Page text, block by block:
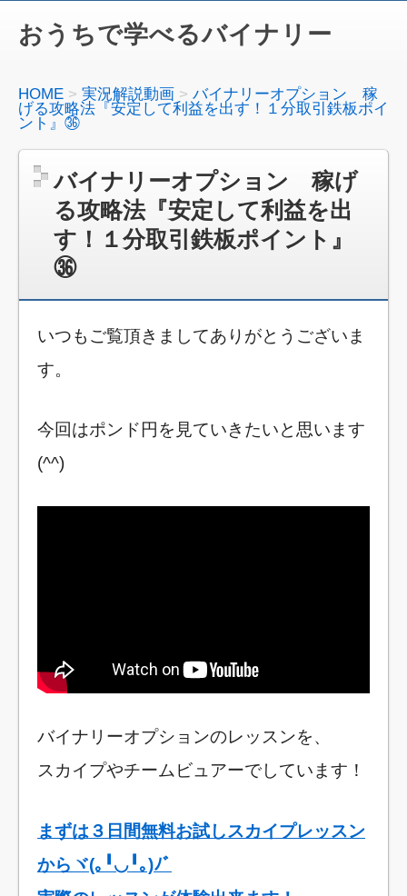
おうちで学べるバイナリー
HOME 実況解説動画
バイナリーオプション 稼
げる攻略法『安定して利益を出す！１分取引鉄板ポイ
ント』㊱
バイナリーオプション 稼げ
る攻略法『安定して利益を出
す！１分取引鉄板ポイント』
㊱
いつもご覧頂きましてありがとうございま
す。
今回はポンド円を見ていきたいと思います
(^^)
バイナリーオプションのレッスンを、
スカイプやチームビュアーでしています！
まずは３日間無料お試しスカイプレッスン
からヾ(｡╹◡╹｡)ﾉﾞ